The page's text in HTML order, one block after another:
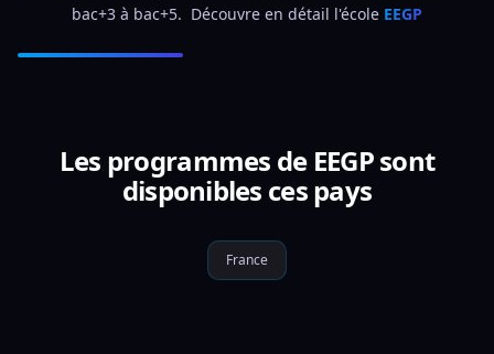
bac+3 à bac+5.  Découvre en détail l'école EEGP
Les programmes de EEGP sont
disponibles ces pays
France